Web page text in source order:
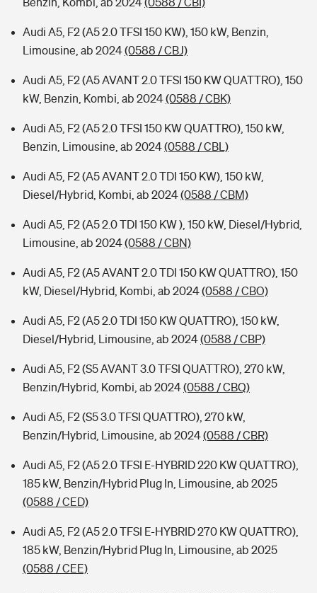
Audi A5, F2 (A5 2.0 TFSI 150 KW), 150 kW, Benzin,
Limousine, ab 2024(0588 / CBJ)
Audi A5, F2 (A5 AVANT 2.0 TFSI 150 KW QUATTRO), 150
kW, Benzin, Kombi, ab 2024(0588 / CBK)
Audi A5, F2 (A5 2.0 TFSI 150 KW QUATTRO), 150 kW,
Benzin, Limousine, ab 2024(0588 / CBL)
Audi A5, F2 (A5 AVANT 2.0 TDI 150 KW), 150 kW,
Diesel/Hybrid, Kombi, ab 2024(0588 / CBM)
Audi A5, F2 (A5 2.0 TDI 150 KW ), 150 kW, Diesel/Hybrid,
Limousine, ab 2024(0588 / CBN)
Audi A5, F2 (A5 AVANT 2.0 TDI 150 KW QUATTRO), 150
kW, Diesel/Hybrid, Kombi, ab 2024(0588 / CBO)
Audi A5, F2 (A5 2.0 TDI 150 KW QUATTRO), 150 kW,
Diesel/Hybrid, Limousine, ab 2024(0588 / CBP)
Audi A5, F2 (S5 AVANT 3.0 TFSI QUATTRO), 270 kW,
Benzin/Hybrid, Kombi, ab 2024(0588 / CBQ)
Audi A5, F2 (S5 3.0 TFSI QUATTRO), 270 kW,
Benzin/Hybrid, Limousine, ab 2024(0588 / CBR)
Audi A5, F2 (A5 2.0 TFSI E-HYBRID 220 KW QUATTRO),
185 kW, Benzin/Hybrid Plug In, Limousine, ab 2025
(0588 / CED)
Audi A5, F2 (A5 2.0 TFSI E-HYBRID 270 KW QUATTRO),
185 kW, Benzin/Hybrid Plug In, Limousine, ab 2025
(0588 / CEE)